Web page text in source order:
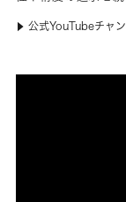
▶ 公式YouTubeチャ